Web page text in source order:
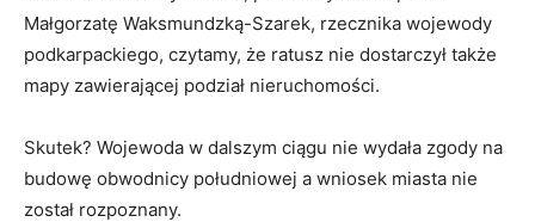
Małgorzatę Waksmundzką-Szarek, rzecznika wojewody
podkarpackiego, czytamy, że ratusz nie dostarczył także
mapy zawierającej podział nieruchomości.
Skutek? Wojewoda w dalszym ciągu nie wydała zgody na
budowę obwodnicy południowej a wniosek miasta nie
został rozpoznany.